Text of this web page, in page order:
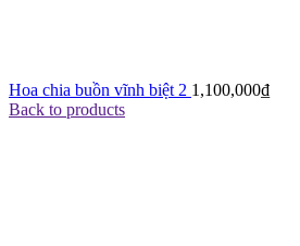
Hoa chia buồn vĩnh biệt 2 1,100,000₫
Back to products